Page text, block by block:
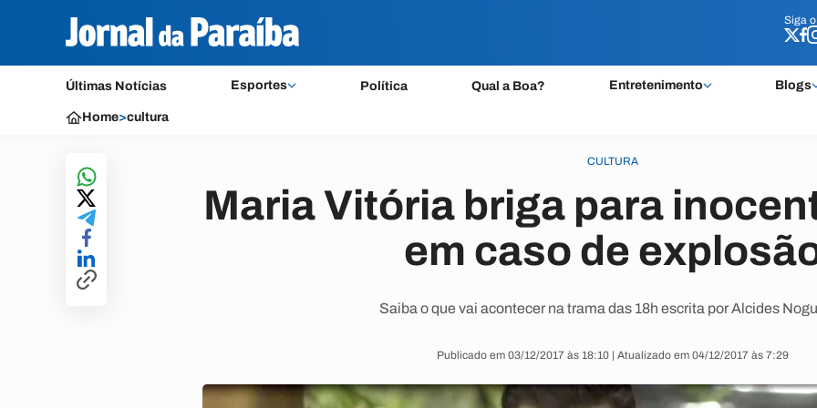
Siga o
Últimas Notícias Esportes Política Qual a Boa? Entretenimento Blogs
Siga o
Home>cultura
CULTURA
Maria Vitória briga para
em caso de
Saiba o que vai acontecer na trama das 18h escrita por Alcides
Publicado em 03/12/2017 às 18:10 | Atualizado em 04/12/2017 às 7:29